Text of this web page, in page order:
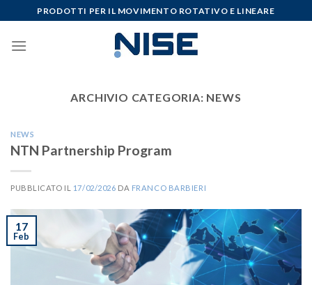
to
content
PRODOTTI PER IL MOVIMENTO ROTATIVO E LINEARE
ARCHIVIO CATEGORIA: NEWS
NEWS
NTN Partnership Program
PUBBLICATO IL 17/02/2026 DA FRANCO BARBIERI
17
Feb